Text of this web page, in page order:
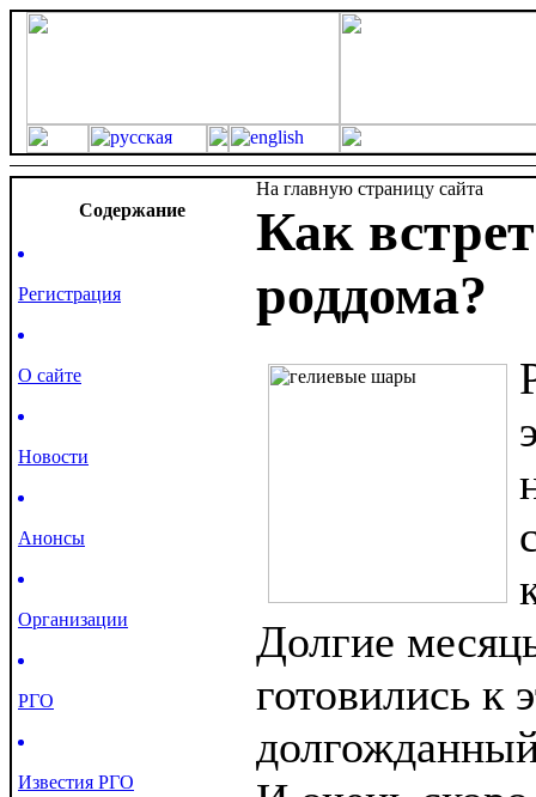
Cодержание
Регистрация
О сайте
Новости
Анонсы
Организации
РГО
Известия РГО
На главную страницу сайта
Как
роддома?
Долгие
готовились к